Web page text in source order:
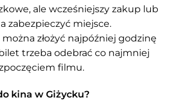
ale wcześniejszy zakup lub
zabezpieczyć miejsce.
złożyć najpóźniej godzinę
trzeba odebrać co najmniej
filmu.
kina w Giżycku?